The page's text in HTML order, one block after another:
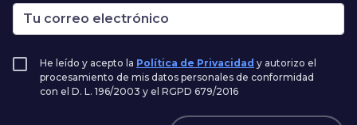
He leído y acepto la Política de Privacidad y autorizo el
procesamiento de mis datos personales de conformidad
con el D. L. 196/2003 y el RGPD 679/2016